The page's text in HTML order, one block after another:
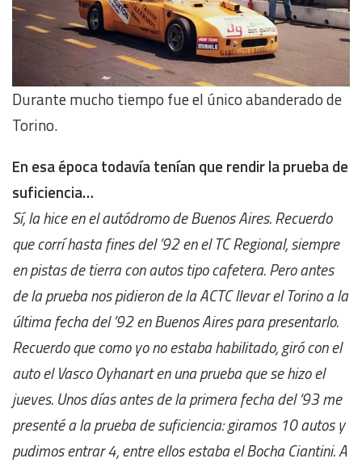
Durante mucho tiempo fue el único abanderado de
Torino.
En esa época todavía tenían que rendir la prueba de
suficiencia…
Sí, la hice en el autódromo de Buenos Aires. Recuerdo
que corrí hasta fines del ’92 en el TC Regional, siempre
en pistas de tierra con autos tipo cafetera. Pero antes
de la prueba nos pidieron de la ACTC llevar el Torino a la
última fecha del ’92 en Buenos Aires para presentarlo.
Recuerdo que como yo no estaba habilitado, giró con el
auto el Vasco Oyhanart en una prueba que se hizo el
jueves. Unos días antes de la primera fecha del ‘93 me
presenté a la prueba de suficiencia: giramos 10 autos y
pudimos entrar 4, entre ellos estaba el Bocha Ciantini. A